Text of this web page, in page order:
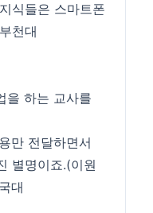
식들은 스마트폰
천대
을 하는 교사를
만 전달하면서
별명이죠.(이원
대